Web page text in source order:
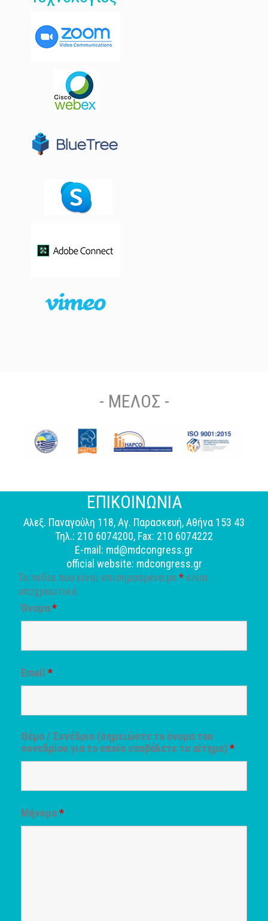
- ΜΕΛΟΣ -
ΕΠΙΚΟΙΝΩΝΙΑ
Αλεξ. Παναγούλη 118, Αγ. Παρασκευή, Αθήνα 153 43
Τηλ.: 210 6074200, Fax: 210 6074222
E-mail: md@mdcongress.gr
official website: mdcongress.gr
Τα πεδία που είναι επισημασμένα με* είναι
υποχρεωτικά
Όνομα*
Email *
Θέμα / Συνέδριο (σημειώστε το όνομα του
συνεδρίου για το οποίο υποβάλετε το αίτημα)*
Μήνυμα*